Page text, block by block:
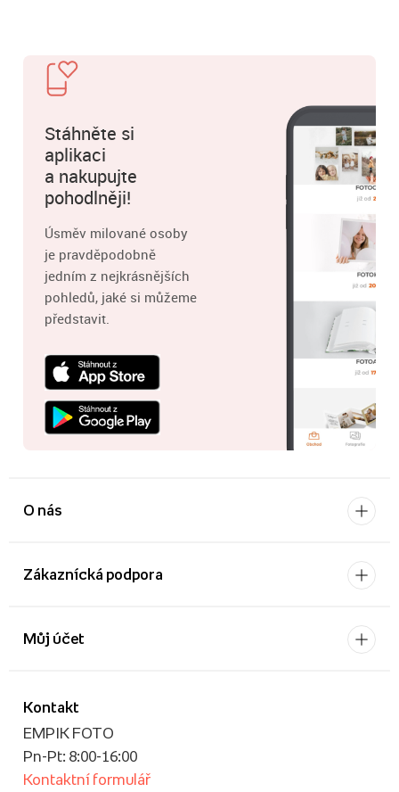
Stáhněte si
aplikaci
a nakupujte
pohodlněji!
Úsměv milované osoby
je pravděpodobně
jedním z nejkrásnějších
pohledů, jaké si můžeme
představit.
O nás
Zákaznícká podpora
Kontakt
EMPIK FOTO
Pn-Pt: 8:00-16:00
Kontaktní formulář
Můj účet